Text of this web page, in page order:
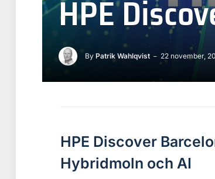
HPE
By Patrik Wahlqvist 22 november,
HPE Discover
Hybridmoln och AI